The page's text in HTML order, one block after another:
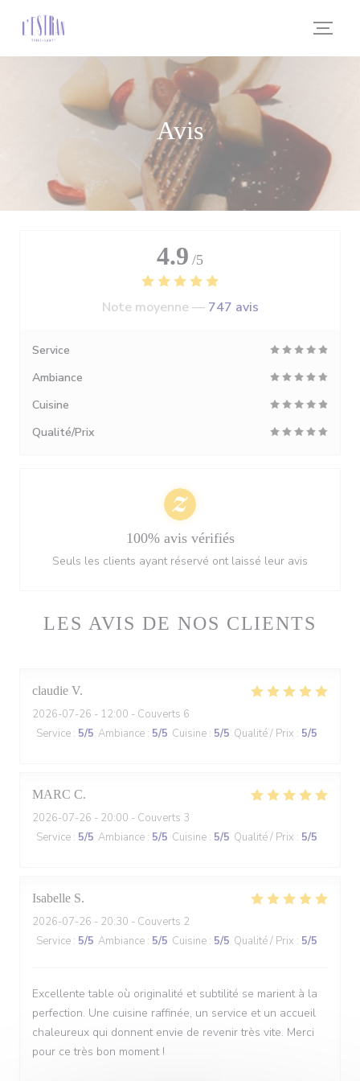
Avis
LES AVIS DE NOS CLIENTS
claudie V
2026-07-26 - 12:00 - Couverts 6
Service : 5/5 Ambiance : 5/5 Cuisine : 5/5 Qualité / Prix : 5/5
MARC C
2026-07-26 - 20:00 - Couverts 3
Service : 5/5 Ambiance : 5/5 Cuisine : 5/5 Qualité / Prix : 5/5
Isabelle S
2026-07-26 - 20:30 - Couverts 2
Service : 5/5 Ambiance : 5/5 Cuisine : 5/5 Qualité / Prix : 5/5
Excellente table où originalité et subtilité se marient à la
perfection. Une cuisine raffinée, un service et un accueil
chaleureux qui donnent envie de revenir très vite. Merci
pour ce très bon moment !
4.9 /5
Note moyenne — 747 avis
Service
Ambiance
Cuisine
Qualité/Prix
100% avis vérifiés
Seuls les clients ayant réservé ont laissé leur avis